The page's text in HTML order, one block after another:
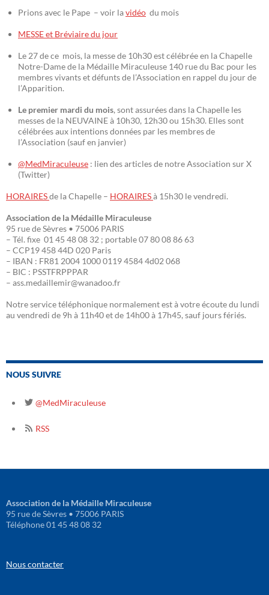
Prions avec le Pape – voir lavidéo du mois
MESSE et Bréviaire du jour
Le 27 de ce mois, la messe de 10h30 est célébrée en la Chapelle
Notre-Dame de la Médaille Miraculeuse 140 rue du Bac pour les
membres vivants et défunts de l’Association en rappel du jour de
l’Apparition.
Le premier mardi du mois, sont assurées dans la Chapelle les
messes de la NEUVAINE à 10h30, 12h30 ou 15h30. Elles sont
célébrées aux intentions données par les membres de
l’Association (sauf en janvier)
@MedMiraculeuse : lien des articles de notre Association sur X
(Twitter)
HORAIRESde la Chapelle – HORAIRESà 15h30 le vendredi.
Association de la Médaille Miraculeuse
95 rue de Sèvres • 75006 PARIS
– Tél. fixe 01 45 48 08 32 ; portable 07 80 08 86 63
– CCP19 458 44D 020 Paris
– IBAN : FR81 2004 1000 0119 4584 4d02 068
– BIC : PSSTFRPPPAR
– ass.medaillemir@wanadoo.fr
Notre service téléphonique normalement est à votre écoute du lundi
au vendredi de 9h à 11h40 et de 14h00 à 17h45, sauf jours fériés.
NOUS SUIVRE
@MedMiraculeuse
RSS
Association de la Médaille Miraculeuse
95 rue de Sèvres • 75006 PARIS
Téléphone 01 45 48 08 32
Nous contacter